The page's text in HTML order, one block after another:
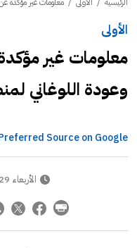
الأولى
معلومات غير
وعودة اللوغاني
Source on Google
الأربعاء 29 مارس 2023